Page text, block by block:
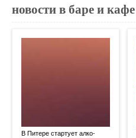
новости в баре и кафе
В Питере стартует алко-